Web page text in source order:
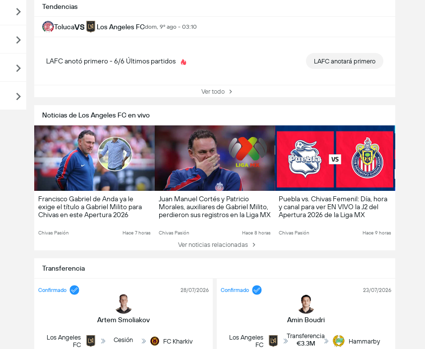
Tendencias
TolucaVS Los Angeles FCdom, 9º ago - 03:10
LAFC anotó primero - 6/6 Últimos partidos LAFC anotará primero
Ver todo
Noticias de Los Angeles FC en vivo
Francisco Gabriel de Anda ya le
exige el título a Gabriel Milito para
Chivas en este Apertura 2026
Chivas Pasión Hace 7 horas
Juan Manuel Cortés y Patricio
Morales, auxiliares de Gabriel Milito,
perdieron sus registros en la Liga MX
Chivas Pasión Hace 8 horas
Puebla vs. Chivas Femenil: Día, hora
y canal para ver EN VIVO la J2 del
Apertura 2026 de la Liga MX
Chivas Pasión Hace 9 horas
Ver noticias relacionadas
Transferencia
Confirmado
Artem Smoliakov
28/07/2026
Los Angeles
FC
Cesión FC Kharkiv
Confirmado
Amin Boudri
23/07/2026
Los Angeles
FC
Transferencia
€3.3M
Hammarby